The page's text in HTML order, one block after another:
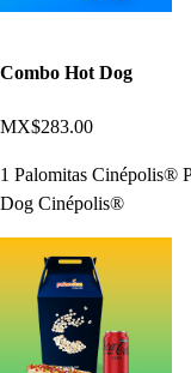
Combo Hot Dog
MX$283.00
1 Palomitas Cinépolis®
Dog Cinépolis®